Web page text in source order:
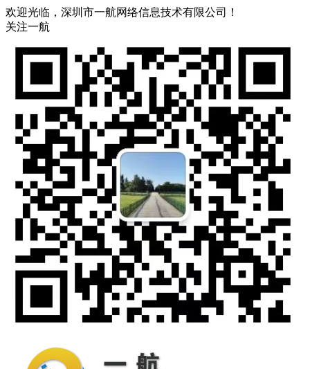
欢迎光临，深圳市一航网络信息技术有限公司！
关注一航